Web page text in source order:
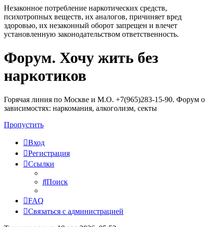
Незаконное потребление наркотических средств,
психотропных веществ, их аналогов, причиняет вред
здоровью, их незаконный оборот запрещен и влечет
установленную законодательством ответственность.
Регистрация
Форум. Хочу жить без
наркотиков
Горячая линия по Москве и М.О. +7(965)283-15-90. Форум о
зависимостях: наркомания, алкоголизм, секты
Пропустить
Вход
Регистрация
Ссылки
Поиск
FAQ
Связаться с администрацией